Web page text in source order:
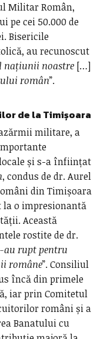
Militar Român,
pe cei 50.000 de
Bisericile
au recunoscut
națiunii noastre[…]
român”.
de la Timișoara
militare, a
și s-a înființat
, condus de dr. Aurel
din Timișoara
o impresionantă
Această
rostite de dr.
au rupt pentru
române”. Consiliul
încă din primele
iar prin Comitetul
români și a
Banatului cu